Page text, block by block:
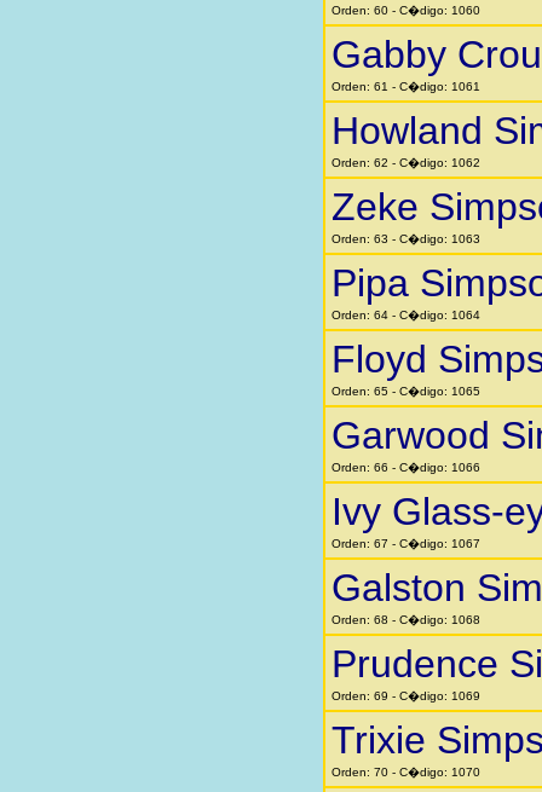
Orden: 60 - C�digo: 1060
Gabby
Orden: 61 - C�digo: 1061
Howland
Orden: 62 - C�digo: 1062
Zeke
Orden: 63 - C�digo: 1063
Pipa
Orden: 64 - C�digo: 1064
Floyd
Orden: 65 - C�digo: 1065
Garwood
Orden: 66 - C�digo: 1066
Ivy Glass-
Orden: 67 - C�digo: 1067
Galston
Orden: 68 - C�digo: 1068
Prudence
Orden: 69 - C�digo: 1069
Trixie
Orden: 70 - C�digo: 1070